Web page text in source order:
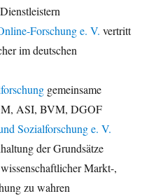
Forschung e. V. vertritt
im deutschen
gemeinsame
ASI, BVM, DGOF
Sozialforschung e. V.
der Grundsätze
Markt-,
zu wahren